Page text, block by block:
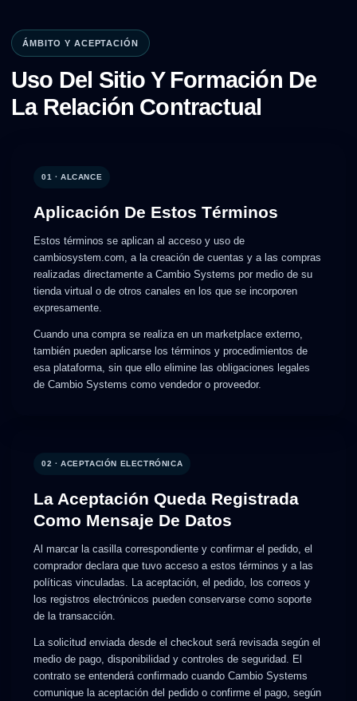
ÁMBITO Y ACEPTACIÓN
Uso Del Sitio Y Formación De
La Relación Contractual
01 · ALCANCE
Aplicación De Estos Términos
Estos términos se aplican al acceso y uso de
cambiosystem.com, a la creación de cuentas y a las compras
realizadas directamente a Cambio Systems por medio de su
tienda virtual o de otros canales en los que se incorporen
expresamente.
Cuando una compra se realiza en un marketplace externo,
también pueden aplicarse los términos y procedimientos de
esa plataforma, sin que ello elimine las obligaciones legales
de Cambio Systems como vendedor o proveedor.
02 · ACEPTACIÓN ELECTRÓNICA
La Aceptación Queda Registrada
Como Mensaje De Datos
Al marcar la casilla correspondiente y confirmar el pedido, el
comprador declara que tuvo acceso a estos términos y a las
políticas vinculadas. La aceptación, el pedido, los correos y
los registros electrónicos pueden conservarse como soporte
de la transacción.
La solicitud enviada desde el checkout será revisada según el
medio de pago, disponibilidad y controles de seguridad. El
contrato se entenderá confirmado cuando Cambio Systems
comunique la aceptación del pedido o confirme el pago, según